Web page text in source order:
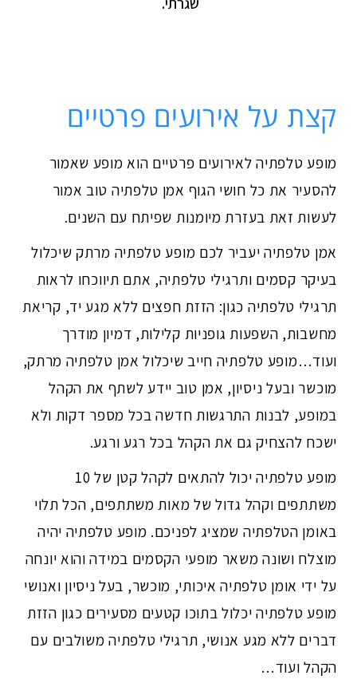
קצת על אירועים פרטיים
מופע טלפתיה לאירועים פרטיים הוא מופע שאמור
להסעיר את כל חושי הגוף אמן טלפתיה טוב אמור
לעשות זאת בעזרת מיומנות שפיתח עם השנים.
אמן טלפתיה יעביר לכם מופע טלפתיה מרתק שיכלול
בעיקר קסמים ותרגילי טלפתיה, אתם תיווכחו לראות
תרגילי טלפתיה כגון: הזזת חפצים ללא מגע יד, קריאת
מחשבות, השפעות גופניות קלילות, דמיון מודרך
ועוד…מופע טלפתיה חייב שיכלול אמן טלפתיה מרתק,
מוכשר ובעל ניסיון, אמן טוב יידע לשתף את הקהל
במופע, לבנות התרגשות חדשה בכל מספר דקות ולא
ישכח להצחיק גם את הקהל בכל רגע ורגע.
מופע טלפתיה יכול להתאים לקהל קטן של 10
משתתפים וקהל גדול של מאות משתתפים, הכל תלוי
באומן הטלפתיה שמציג לפניכם. מופע טלפתיה יהיה
מוצלח ושונה משאר מופעי הקסמים במידה והוא יונחה
על ידי אומן טלפתיה איכותי, מוכשר, בעל ניסיון ואנושי
מופע טלפתיה יכלול בתוכו קטעים מסעירים כגון הזזת
דברים ללא מגע אנושי, תרגילי טלפתיה משולבים עם
הקהל ועוד…